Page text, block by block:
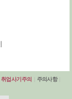
취업사기주의 주의사항